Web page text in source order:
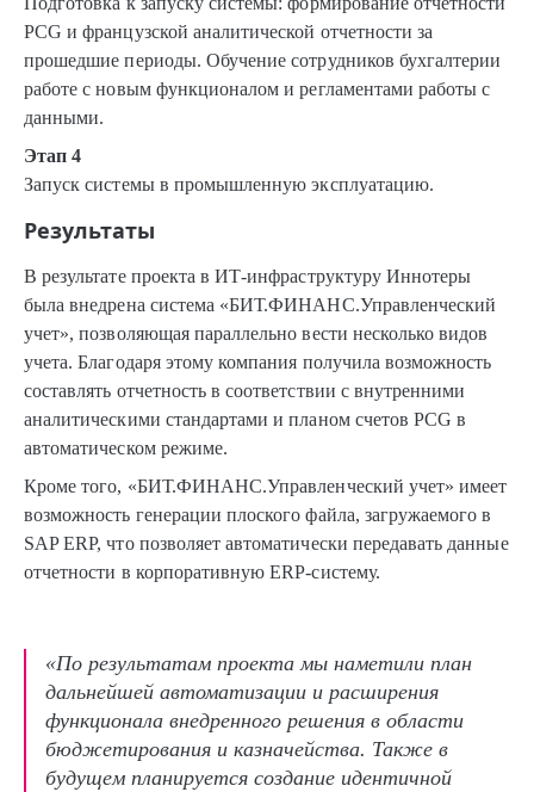
PCG и французской аналитической отчетности за
прошедшие периоды. Обучение сотрудников бухгалтерии
работе с новым функционалом и регламентами работы с
данными.
Этап 4
Запуск системы в промышленную эксплуатацию.
Результаты
В результате проекта в ИТ-инфраструктуру Иннотеры
была внедрена система «БИТ.ФИНАНС.Управленческий
учет», позволяющая параллельно вести несколько видов
учета. Благодаря этому компания получила возможность
составлять отчетность в соответствии с внутренними
аналитическими стандартами и планом счетов PCG в
автоматическом режиме.
Кроме того, «БИТ.ФИНАНС.Управленческий учет» имеет
возможность генерации плоского файла, загружаемого в
SAP ERP, что позволяет автоматически передавать данные
отчетности в корпоративную ERP-систему.
«По результатам проекта мы наметили план
дальнейшей автоматизации и расширения
функционала внедренного решения в области
бюджетирования и казначейства. Также в
будущем планируется создание идентичной